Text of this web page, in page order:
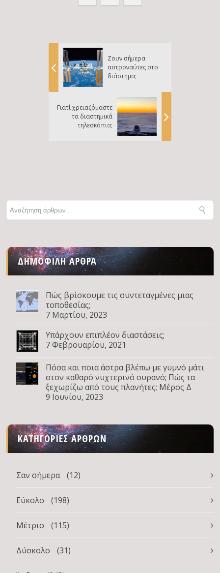
Ζουν σήμερα
αστροναύτες στο
διάστημα;
Γιατί χρειαζόμαστε
τα διαστημικά
τηλεσκόπια;
ΔΗΜΟΦΙΛΉ ΆΡΘΡΑ
Πώς βρίσκουμε τις συντεταγμένες μιας
τοποθεσίας;
7 Μαρτίου, 2023
Υπάρχουν επιπλέον διαστάσεις;
7 Φεβρουαρίου, 2021
Πόσα και ποια άστρα βλέπω με γυμνό μάτι
στον καθαρό νυχτερινό ουρανό; Πώς τα
ξεχωρίζω από τους πλανήτες; Μέρος Δ
9 Ιουνίου, 2023
ΚΑΤΗΓΟΡΊΕΣ ΆΡΘΡΩΝ
Σαν σήμερα (12)
Εύκολο (198)
Μέτριο (115)
Δύσκολο (31)